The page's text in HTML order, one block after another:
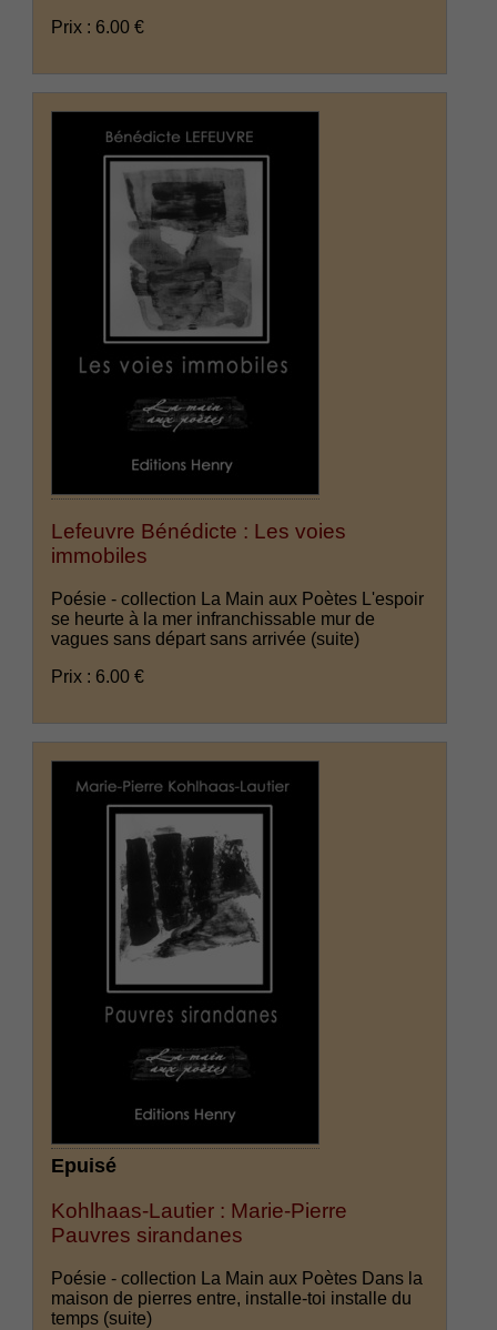
Prix : 6.00 €
Lefeuvre Bénédicte : Les voies
immobiles
Poésie - collection La Main aux Poètes L'espoir
se heurte à la mer infranchissable mur de
vagues sans départ sans arrivée (suite)
Prix : 6.00 €
Epuisé
Kohlhaas-Lautier : Marie-Pierre
Pauvres sirandanes
Poésie - collection La Main aux Poètes Dans la
maison de pierres entre, installe-toi installe du
temps (suite)